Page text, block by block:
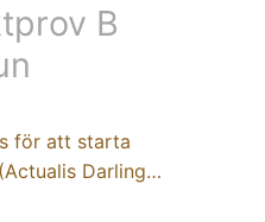
B
för att starta
Darling…